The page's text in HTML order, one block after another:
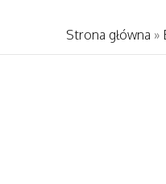
Strona główna »